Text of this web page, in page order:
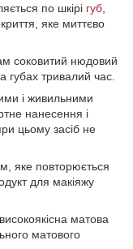
по шкірі губ
яке миттєво
соковитий нюдовий
губах тривалий час.
і живильними
нанесення і
цьому засіб не
яке повторюється
для макіяжу
матова
матового